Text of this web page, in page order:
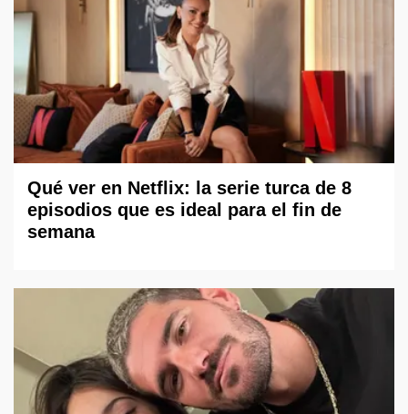
Qué ver en Netflix: la serie turca de 8
episodios que es ideal para el fin de
semana